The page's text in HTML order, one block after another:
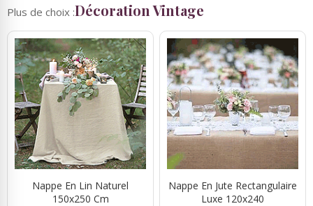
Plus de choix :Décoration Vintage
Nappe En Lin Naturel
150x250 Cm
Nappe En Jute Rectangulaire
Luxe 120x240